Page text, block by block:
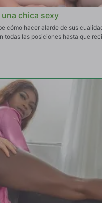
una chica sexy
cómo hacer alarde de sus
todas las posiciones hasta que